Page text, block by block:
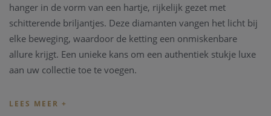
hanger in de vorm van een hartje, rijkelijk gezet met
schitterende briljantjes. Deze diamanten vangen het licht bij
elke beweging, waardoor de ketting een onmiskenbare
allure krijgt. Een unieke kans om een authentiek stukje luxe
aan uw collectie toe te voegen.
steeds vrijblijvend langskomen.